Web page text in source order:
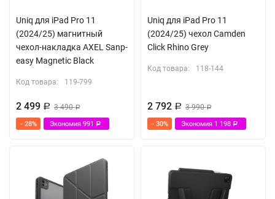
Uniq для iPad Pro 11
(2024/25) магнитный
чехол-накладка AXEL Sanp-
easy Magnetic Black
Код товара: 119-799
2 499 Р 3 490Р
- 28% Экономия 991 Р
Uniq для iPad Pro 11
(2024/25) чехол Camden
Click Rhino Grey
Код товара: 118-144
2 792 Р 3 990Р
- 30% Экономия 1 198 Р